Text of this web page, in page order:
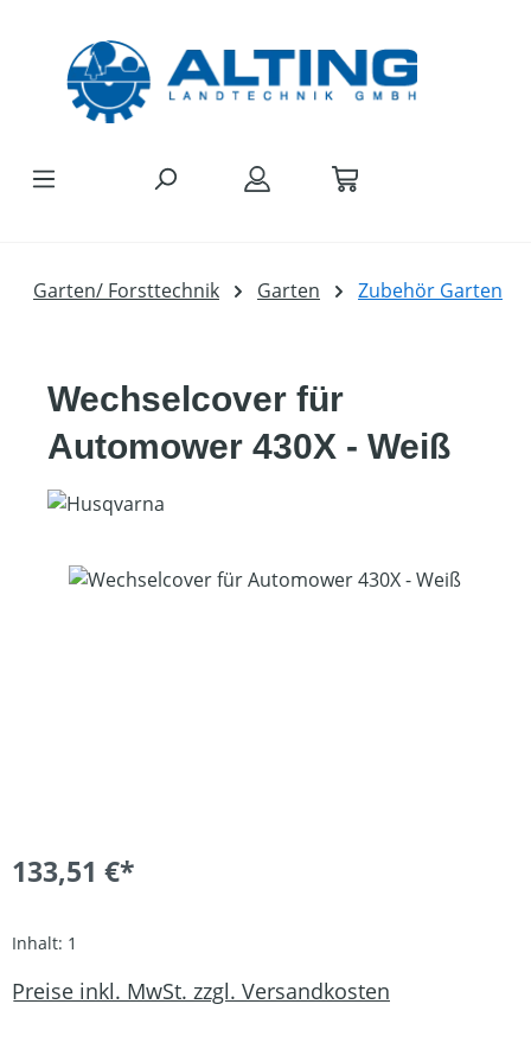
Garten/ Forsttechnik Garten Zubehör Garten
Wechselcover für
Automower 430X - Weiß
Bildergalerie überspringen
133,51 €*
Inhalt: 1
Preise inkl. MwSt. zzgl. Versandkosten